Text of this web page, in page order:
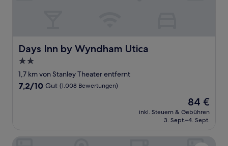
Days Inn by Wyndham Utica
Days Inn by Wyndham Utica
2.0-
Sterne-
Unterkunft
1,7 km von Stanley Theater entfernt
7.2
7,2/10 Gut (1.008 Bewertungen)
Der
Preis
beträgt
84 €
inkl. Steuern & Gebühren
3. Sept.–4. Sept.